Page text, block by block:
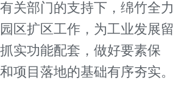
部门的支持下，绵竹全力
区扩区工作，为工业发展留
实功能配套，做好要素保
项目落地的基础有序夯实。